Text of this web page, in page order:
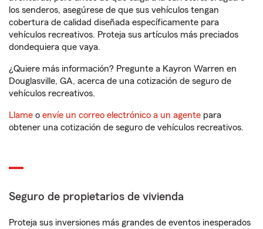
los senderos, asegúrese de que sus vehículos tengan
cobertura de calidad diseñada específicamente para
vehículos recreativos. Proteja sus artículos más preciados
dondequiera que vaya.
¿Quiere más información? Pregunte a Kayron Warren en
Douglasville, GA, acerca de una cotización de seguro de
vehículos recreativos.
Llame o envíe un correo electrónico a un agente para
obtener una cotización de seguro de vehículos recreativos.
Seguro de propietarios de vivienda
Proteja sus inversiones más grandes de eventos inesperados